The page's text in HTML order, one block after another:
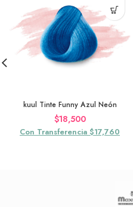
kuul Tinte Funny Azul Neón
$18,500
Con Transferencia $17,760